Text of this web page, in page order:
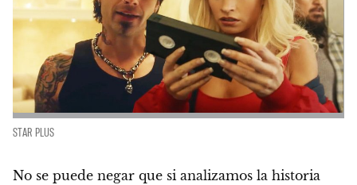
STAR PLUS
No se puede negar que si analizamos la historia